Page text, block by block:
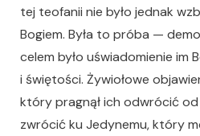
tej teofanii nie było jednak
Bogiem. Była to próba —
celem było uświadomienie im
i świętości. Żywiołowe
który pragnął ich odwrócić
zwrócić ku Jedynemu, który